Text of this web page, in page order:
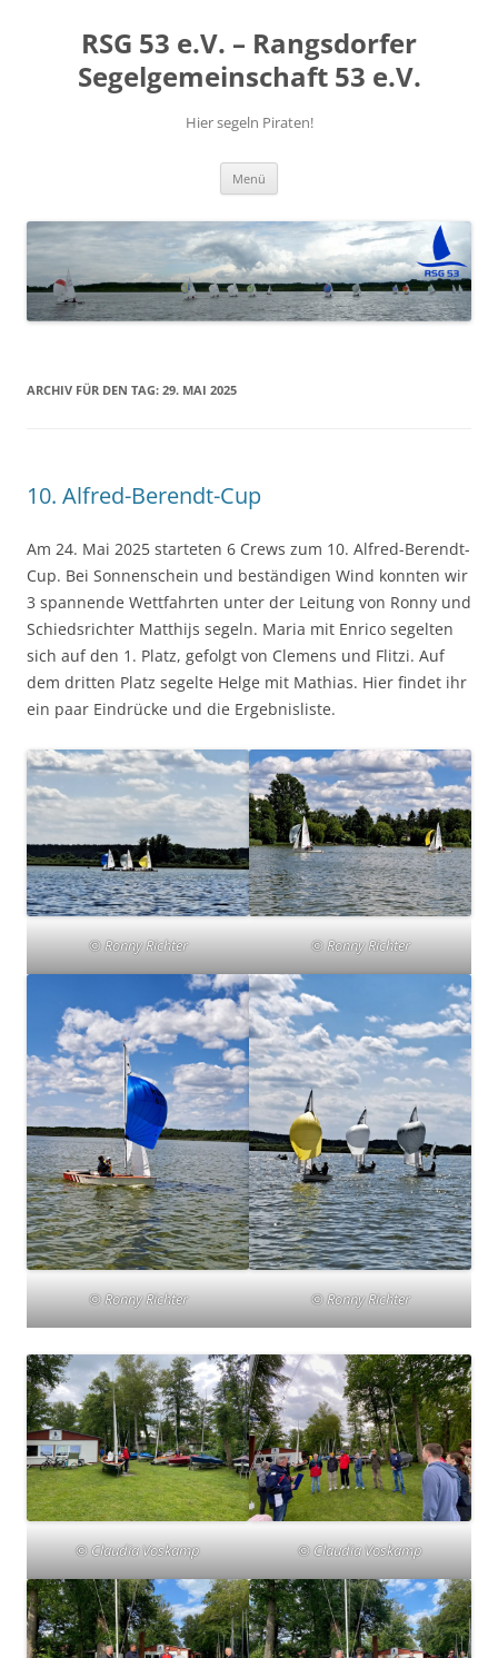
RSG 53 e.V. – Rangsdorfer
Segelgemeinschaft 53 e.V.
Hier segeln Piraten!
Menü
ARCHIV FÜR DEN TAG: 29. MAI 2025
10. Alfred-Berendt-Cup
Am 24. Mai 2025 starteten 6 Crews zum 10. Alfred-Berendt-
Cup. Bei Sonnenschein und beständigen Wind konnten wir
3 spannende Wettfahrten unter der Leitung von Ronny und
Schiedsrichter Matthijs segeln. Maria mit Enrico segelten
sich auf den 1. Platz, gefolgt von Clemens und Flitzi. Auf
dem dritten Platz segelte Helge mit Mathias. Hier findet ihr
ein paar Eindrücke und die Ergebnisliste.
© Ronny Richter © Ronny Richter
© Ronny Richter © Ronny Richter
© Claudia Voskamp © Claudia Voskamp